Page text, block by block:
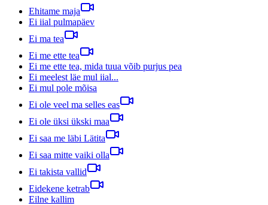
Ehitame maja
Ei iial pulmapäev
Ei ma tea
Ei me ette tea
Ei me ette tea, mida tuua võib purjus pea
Ei meelest läe mul iial...
Ei mul pole mõisa
Ei ole veel ma selles eas
Ei ole üksi ükski maa
Ei saa me läbi Lätita
Ei saa mitte vaiki olla
Ei takista vallid
Eidekene ketrab
Eilne kallim